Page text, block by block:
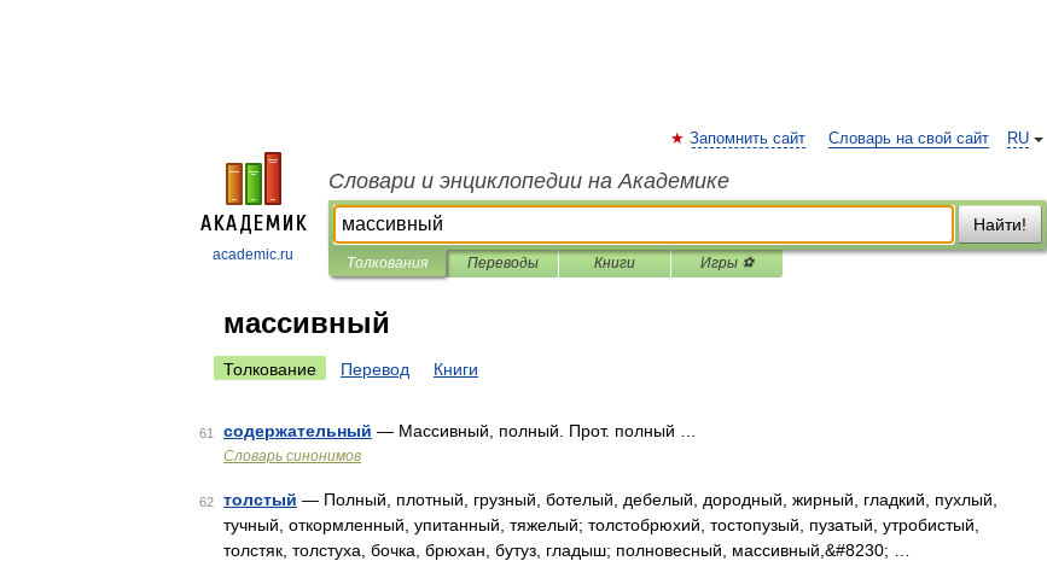
academic.ru
RU
Запомнить сайт Словарь на свой сайт
Словари и энциклопедии на Академике
Найти!
Толкования Переводы Книги Игры ⚽
массивный
Толкование Перевод Книги
61 содержательный — Массивный, полный. Прот. полный …
Словарь синонимов
62 толстый — Полный, плотный, грузный, ботелый, дебелый, дородный, жирный, гладкий, пухлый,
тучный, откормленный, упитанный, тяжелый; толстобрюхий, тостопузый, пузатый, утробистый,
толстяк, толстуха, бочка, брюхан, бутуз, гладыш; полновесный, массивный,&#8230; …